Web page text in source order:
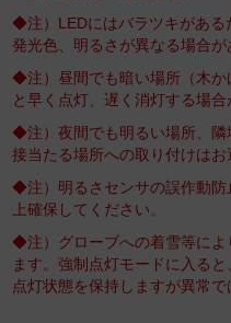
◆注）LEDにはバラツキがある
発光色、明るさが異なる場合が
◆注）昼間でも暗い場所（木か
と早く点灯、遅く消灯する場
◆注）夜間でも明るい場所、隣
接当たる場所への取り付けはお
◆注）明るさセンサの誤作動防
上確保してください。
◆注）グローブへの着雪等によ
ます。強制点灯モードに入る
点灯状態を保持しますが異常で